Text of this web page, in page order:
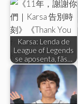
Karsa: Lenda de
League of Legends
se aposenta, fãs…